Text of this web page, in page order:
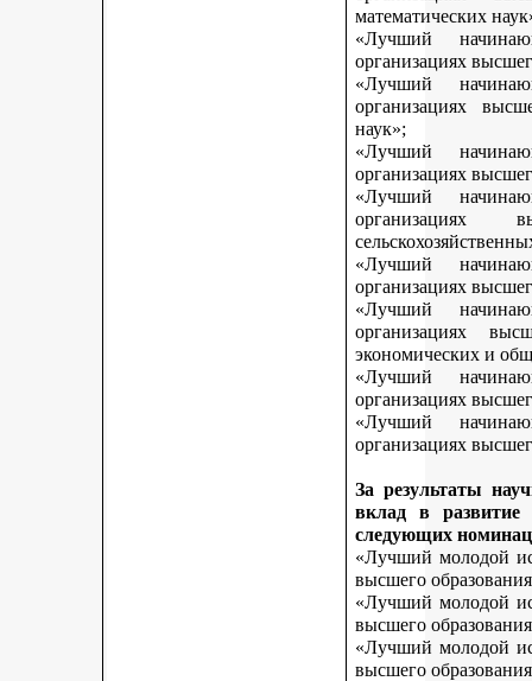
математических
«Лучший
организациях
«Лучший
организациях
наук»;
«Лучший
организациях
«Лучший
организациях
«Лучший
организациях
«Лучший
организациях
экономических и
«Лучший
организациях
«Лучший
организациях
За результаты
вклад в развитие
следующих
«Лучший молодой
высшего
«Лучший молодой
высшего
«Лучший молодой
высшего